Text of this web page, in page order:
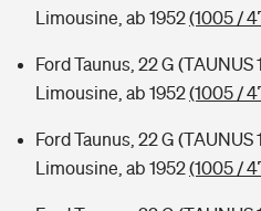
Limousine, ab 1952(1005 /
Ford Taunus, 22 G (TAUNUS
Limousine, ab 1952(1005 /
Ford Taunus, 22 G (TAUNUS
Limousine, ab 1952(1005 /